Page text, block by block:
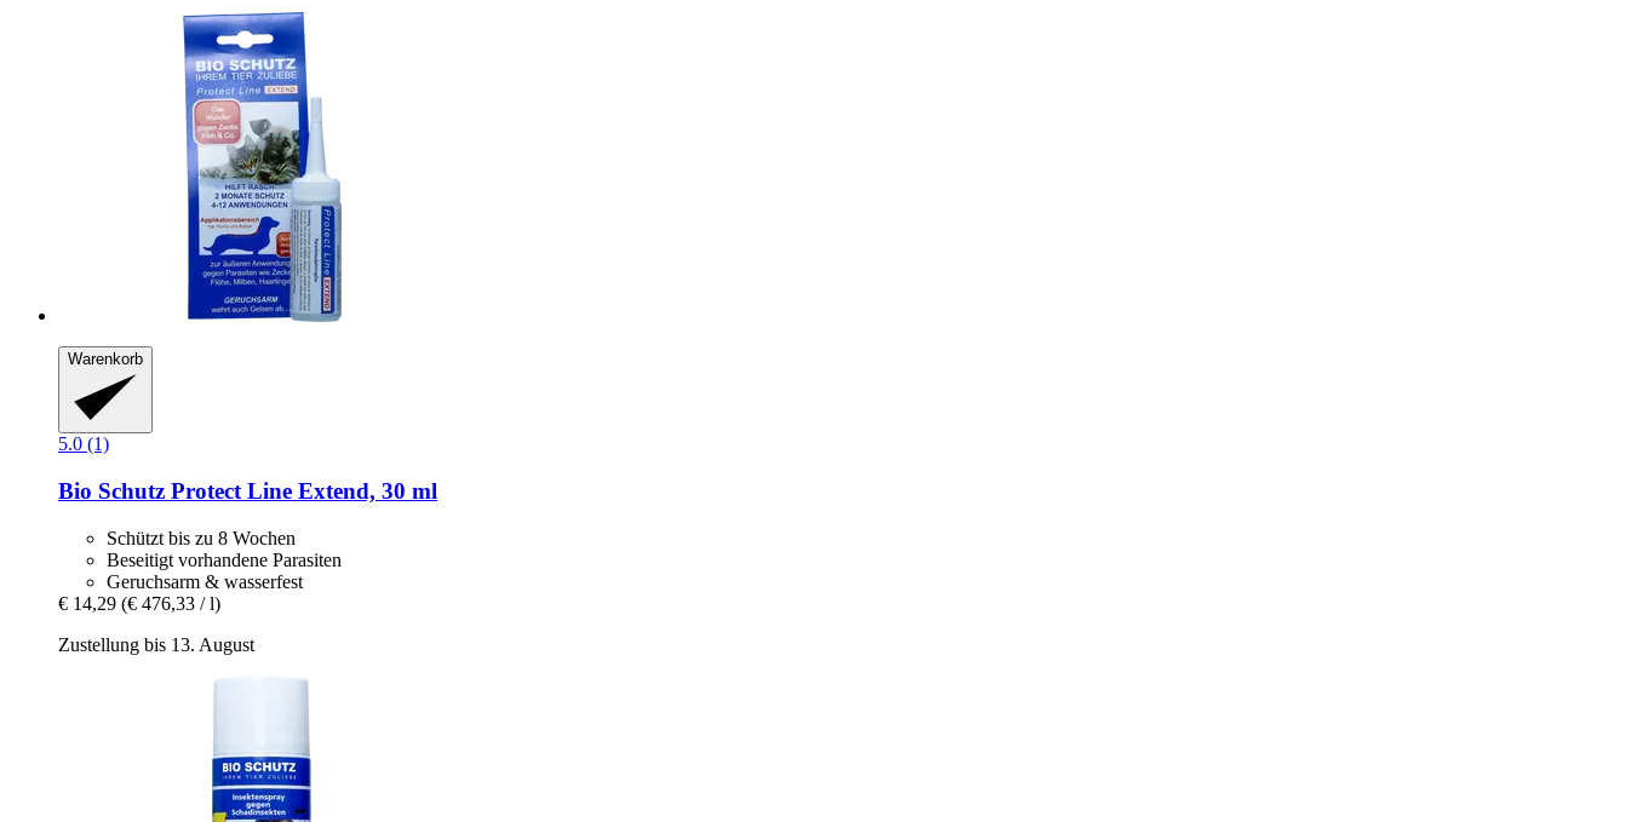
Warenkorb
5.0 (1)
Bio Schutz Protect Line Extend, 30 ml
Schützt bis zu 8 Wochen
Beseitigt vorhandene Parasiten
Geruchsarm & wasserfest
€ 14,29 (€ 476,33 / l)
Zustellung bis 13. August